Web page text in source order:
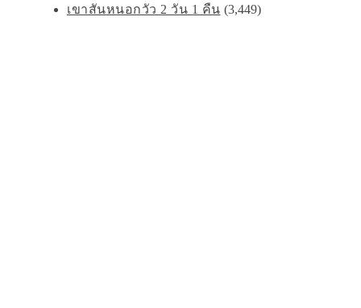
เขาสันหนอกวัว 2 วัน 1 คืน (3,449)